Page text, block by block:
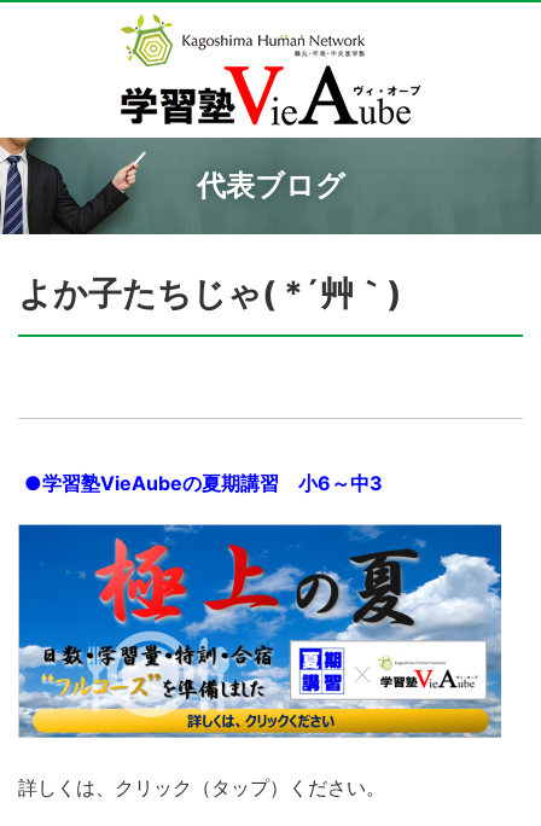
代表ブログ
よか子たちじゃ( *´艸｀)
●学習塾VieAubeの夏期講習 小6～中3
詳しくは、クリック（タップ）ください。